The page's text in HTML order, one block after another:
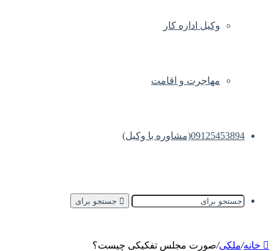
وکیل اداره کار
مهاجرت و اقامت
09125453894(مشاوره با وکیل)
جستجو برای
خانه/ملکی/صورت مجلس تفکیکی چیست؟